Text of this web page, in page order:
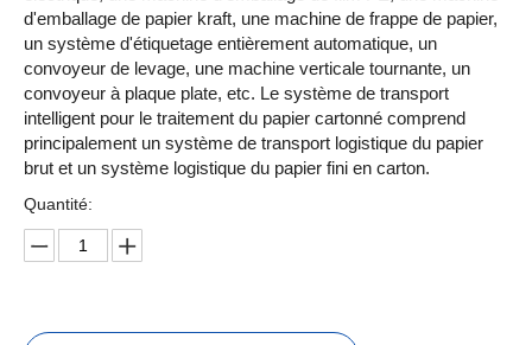
d'emballage de papier kraft, une machine de frappe de papier,
un système d'étiquetage entièrement automatique, un
convoyeur de levage, une machine verticale tournante, un
convoyeur à plaque plate, etc. Le système de transport
intelligent pour le traitement du papier cartonné comprend
principalement un système de transport logistique du papier
brut et un système logistique du papier fini en carton.
Quantité: